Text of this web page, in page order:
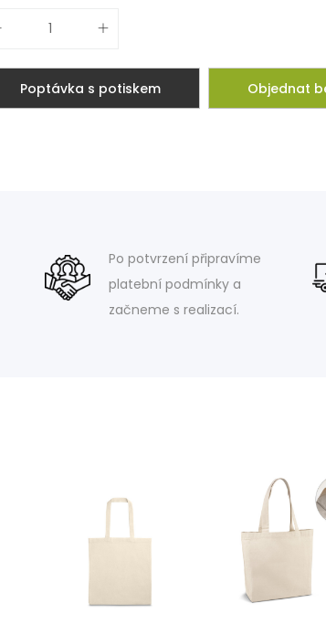
Poptávka s potiskem Objednat
Po potvrzení připravíme
platební podmínky a
začneme s realizací.